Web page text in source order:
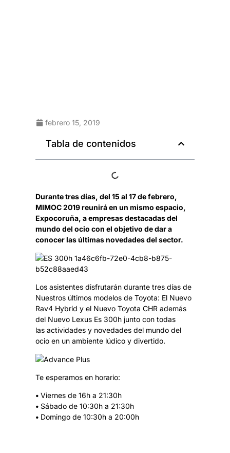
febrero 15, 2019
Tabla de contenidos
Durante tres días, del 15 al 17 de febrero,
MIMOC 2019 reunirá en un mismo espacio,
Expocoruña, a empresas destacadas del
mundo del ocio con el objetivo de dar a
conocer las últimas novedades del sector.
Los asistentes disfrutarán durante tres días de
Nuestros últimos modelos de Toyota: El Nuevo
Rav4 Hybrid y el Nuevo Toyota CHR además
del Nuevo Lexus Es 300h junto con todas
las actividades y novedades del mundo del
ocio en un ambiente lúdico y divertido.
Te esperamos en horario:
•Viernes de 16h a 21:30h
• Sábado de 10:30h a 21:30h
• Domingo de 10:30h a 20:00h